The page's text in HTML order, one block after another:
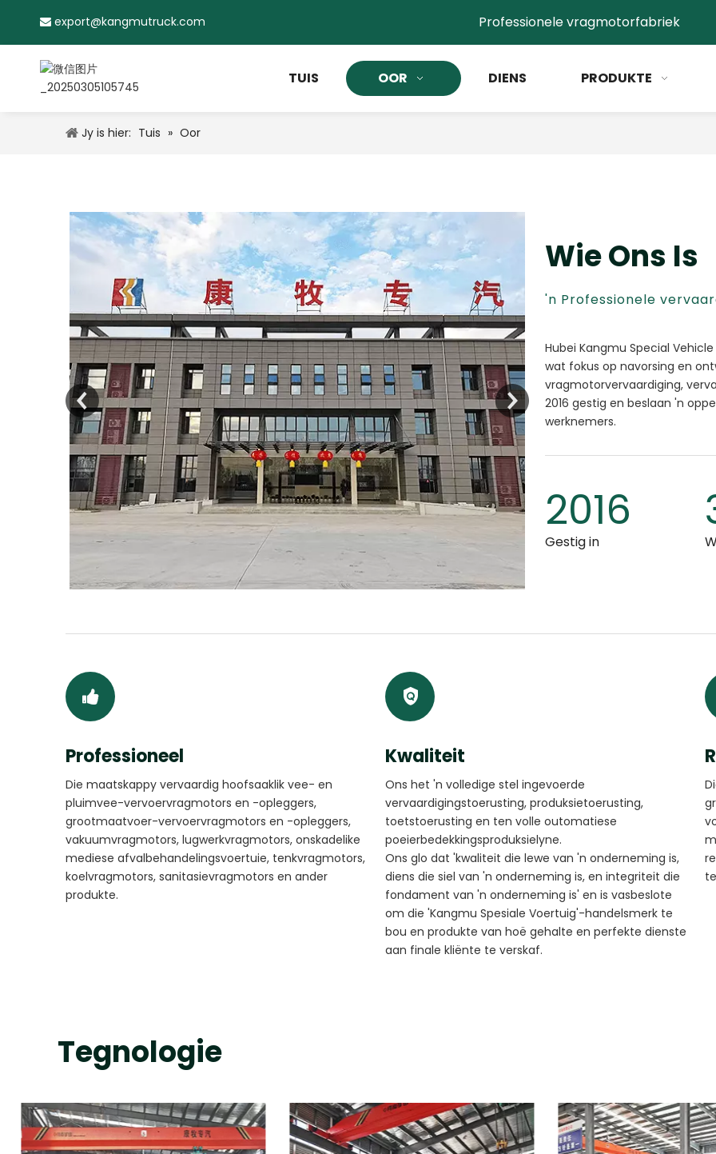
 export@kangmutruck.com Professionele vragmotorfabriek
TUIS OOR DIENS PRODUKTE
Jy is hier: Tuis » Oor
Wie Ons Is
'n Professionele
Hubei Kangmu Special
wat fokus op navorsing en
vragmotorvervaardiging,
2016 gestig en beslaan 'n
werknemers.
2016
Gestig in
Professioneel
Die maatskappy vervaardig hoofsaaklik vee- en
pluimvee-vervoervragmotors en -opleggers,
grootmaatvoer-vervoervragmotors en -opleggers,
vakuumvragmotors, lugwerkvragmotors, onskadelike
mediese afvalbehandelingsvoertuie, tenkvragmotors,
koelvragmotors, sanitasievragmotors en ander
produkte.
Kwaliteit
Ons het 'n volledige stel ingevoerde
vervaardigingstoerusting, produksietoerusting,
toetstoerusting en ten volle outomatiese
poeierbedekkingsproduksielyne.
Ons glo dat 'kwaliteit die lewe van 'n onderneming is,
diens die siel van 'n onderneming is, en integriteit die
fondament van 'n onderneming is' en is vasbeslote
om die 'Kangmu Spesiale Voertuig'-handelsmerk te
bou en produkte van hoë gehalte en perfekte dienste
aan finale kliënte te verskaf.
Tegnologie